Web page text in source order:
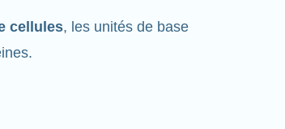
cellules, les unités de base